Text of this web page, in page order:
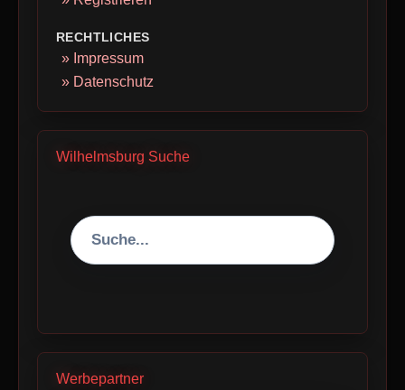
RECHTLICHES
» Impressum
» Datenschutz
Wilhelmsburg Suche
Werbepartner